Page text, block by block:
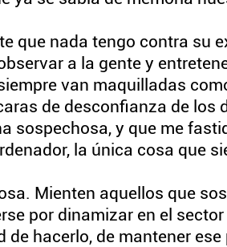
que nada tengo contra su
a la gente y
van maquilladas
de desconfianza de los
sospechosa, y que me
la única cosa que
Mienten aquellos que
por dinamizar en el sector
hacerlo, de mantener ese